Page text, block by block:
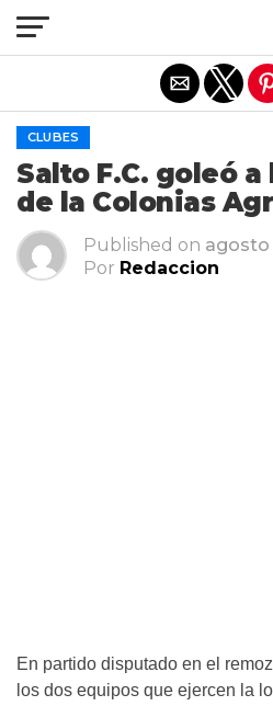
CLUBES
Salto F.C. goleó
de la Colonias
Published on agosto
Por Redaccion
En partido disputado en el
los dos equipos que ejercen la